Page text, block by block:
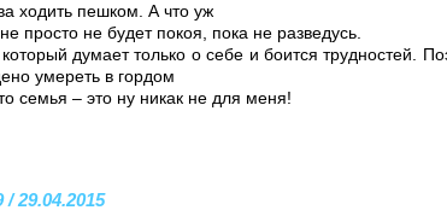
ходить пешком. А что уж
просто не будет покоя, пока не разведусь.
думает только о себе и боится трудностей.
умереть в гордом
семья – это ну никак не для меня!
29.04.2015